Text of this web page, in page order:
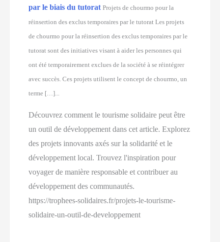
par le biais du tutorat Projets de chourmo pour la
réinsertion des exclus temporaires par le tutorat Les projets
de chourmo pour la réinsertion des exclus temporaires par le
tutorat sont des initiatives visant à aider les personnes qui
ont été temporairement exclues de la société à se réintégrer
avec succès. Ces projets utilisent le concept de chourmo, un
terme […]...
Découvrez comment le tourisme solidaire peut être
un outil de développement dans cet article. Explorez
des projets innovants axés sur la solidarité et le
développement local. Trouvez l'inspiration pour
voyager de manière responsable et contribuer au
développement des communautés.
https://trophees-solidaires.fr/projets-le-tourisme-
solidaire-un-outil-de-developpement